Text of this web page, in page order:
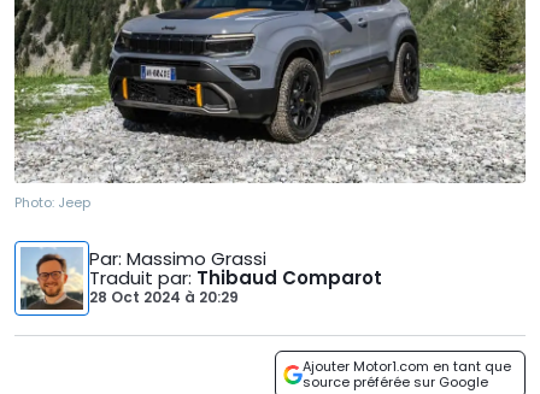
Photo: Jeep
Par: Massimo Grassi
Traduit par: Thibaud Comparot
28 Oct 2024 à 20:29
Ajouter Motor1.com en tant que
source préférée sur Google